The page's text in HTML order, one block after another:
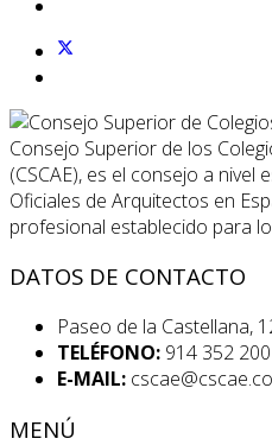
Consejo Superior de los
(CSCAE), es el consejo a nivel
Oficiales de Arquitectos en
profesional establecido para
DATOS DE CONTACTO
Paseo de la Castellana,
TELÉFONO: 914 352 200
E-MAIL:
MENÚ